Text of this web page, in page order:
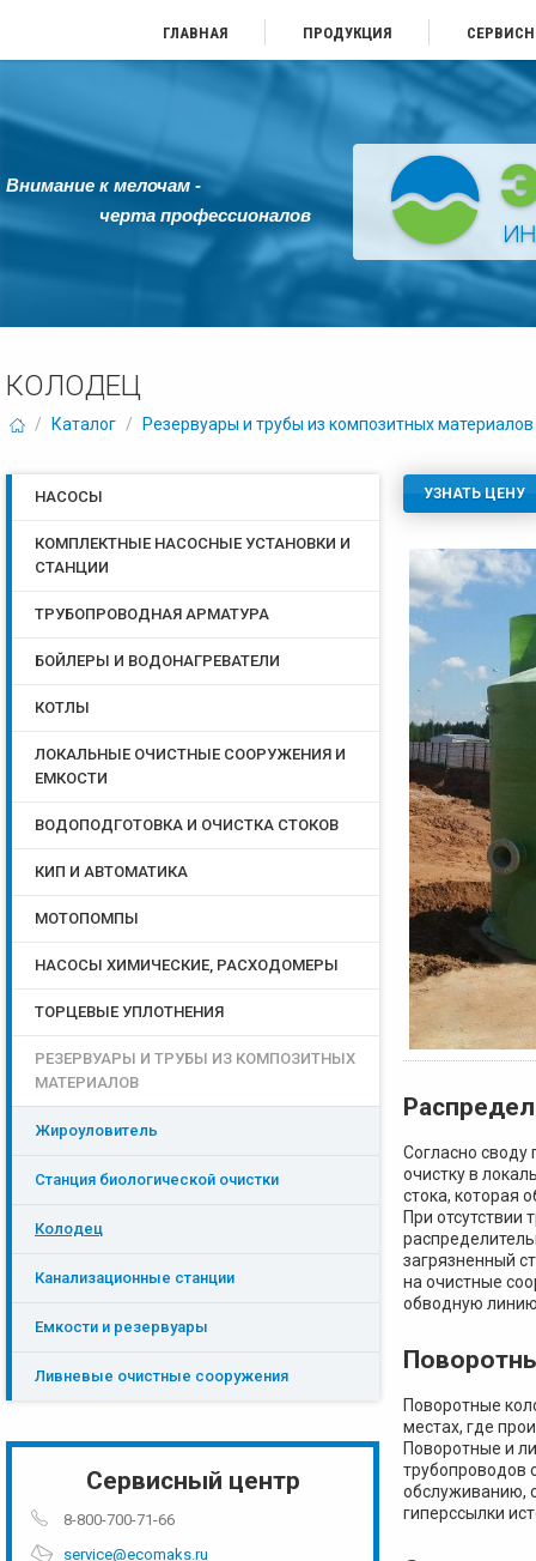
ГЛАВНАЯ ПРОДУКЦИЯ
Внимание к мелочам -
черта профессионалов
КОЛОДЕЦ
/ Каталог / Резервуары и трубы из композитных материалов
УЗНАТЬ ЦЕНУ
Согласно
очистку в
стока, которая
При отсутствии
загрязненный
на очистные
обводную
Поворотные
местах, где
Поворотные и
трубопроводов
обслуживанию,
гиперссылки
НАСОСЫ
КОМПЛЕКТНЫЕ НАСОСНЫЕ УСТАНОВКИ И
СТАНЦИИ
ТРУБОПРОВОДНАЯ АРМАТУРА
БОЙЛЕРЫ И ВОДОНАГРЕВАТЕЛИ
КОТЛЫ
ЛОКАЛЬНЫЕ ОЧИСТНЫЕ СООРУЖЕНИЯ И
ЕМКОСТИ
ВОДОПОДГОТОВКА И ОЧИСТКА СТОКОВ
КИП И АВТОМАТИКА
МОТОПОМПЫ
НАСОСЫ ХИМИЧЕСКИЕ, РАСХОДОМЕРЫ
ТОРЦЕВЫЕ УПЛОТНЕНИЯ
РЕЗЕРВУАРЫ И ТРУБЫ ИЗ КОМПОЗИТНЫХ
МАТЕРИАЛОВ
Жироуловитель
Станция биологической очистки
Колодец
Канализационные станции
Емкости и резервуары
Ливневые очистные сооружения
Сервисный центр
8-800-700-71-66
service@ecomaks.ru